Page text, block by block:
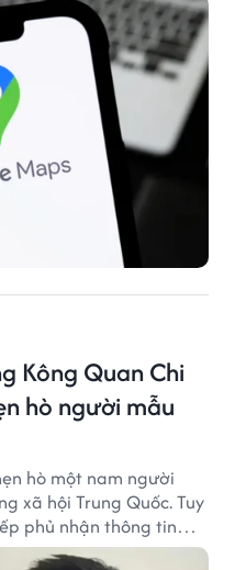
Kông Quan Chi
hò người mẫu
hò một nam người
xã hội Trung Quốc. Tuy
phủ nhận thông tin